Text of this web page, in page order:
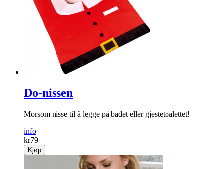
Do-nissen
Morsom nisse til å legge på badet eller gjestetoalettet!
info
kr79
Kjøp